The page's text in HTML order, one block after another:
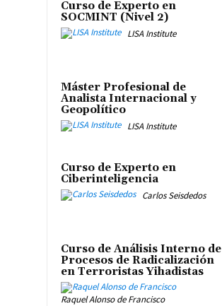
Curso de Experto en
SOCMINT (Nivel 2)
LISA Institute
Máster Profesional de
Analista Internacional y
Geopolítico
LISA Institute
Curso de Experto en
Ciberinteligencia
Carlos Seisdedos
Curso de Análisis Interno de
Procesos de Radicalización
en Terroristas Yihadistas
Raquel Alonso de Francisco